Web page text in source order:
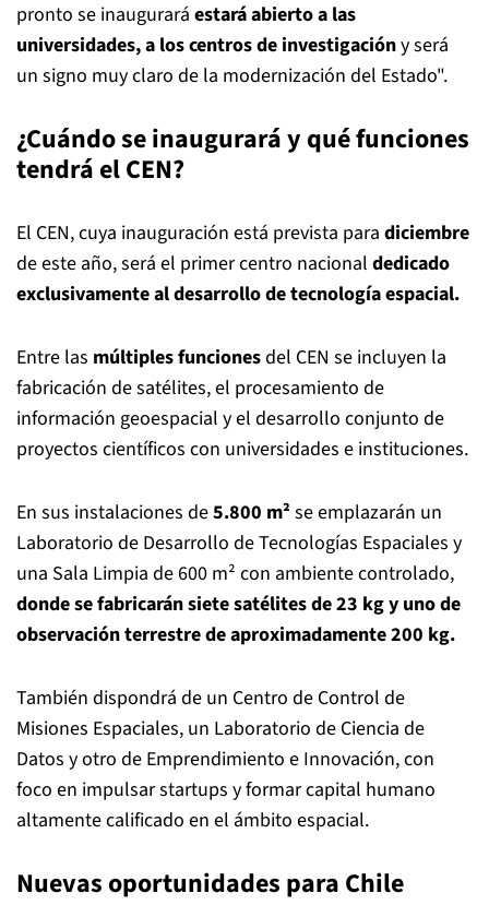
pronto se inaugurará estará abierto a las
universidades, a los centros de investigacióny será
un signo muy claro de la modernización del Estado".
¿Cuándo se inaugurará y qué funciones
tendrá el CEN?
El CEN, cuya inauguración está prevista para diciembre
de este año, será el primer centro nacional dedicado
exclusivamente al desarrollo de tecnología espacial.
Entre las múltiples funcionesdel CEN se incluyen la
fabricación de satélites, el procesamiento de
información geoespacial y el desarrollo conjunto de
proyectos científicos con universidades e instituciones.
En sus instalaciones de5.800 m² se emplazarán un
Laboratorio de Desarrollo de Tecnologías Espaciales y
una Sala Limpia de 600 m² con ambiente controlado,
donde se fabricarán siete satélites de 23 kgy uno de
observación terrestre de aproximadamente 200 kg.
También dispondrá de un Centro de Control de
Misiones Espaciales, un Laboratorio de Ciencia de
Datos y otro de Emprendimiento e Innovación, con
foco en impulsar startups y formar capital humano
altamente calificado en el ámbito espacial.
Nuevas oportunidades para Chile